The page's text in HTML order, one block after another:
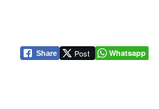
Share Post Whatsapp